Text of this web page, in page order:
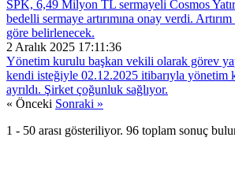
SPK, 6,49 Milyon TL sermayeli Cosmos
bedelli sermaye artırımına onay verdi. Artırım
göre belirlenecek.
2 Aralık 2025 17:11:36
Yönetim kurulu başkan vekili olarak görev
kendi isteğiyle 02.12.2025 itibarıyla yönetim
ayrıldı. Şirket çoğunluk sağlıyor.
« Önceki Sonraki »
1 - 50 arası gösteriliyor. 96 toplam sonuç